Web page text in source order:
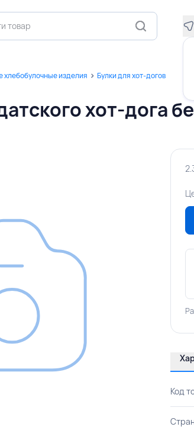
изделия Булки для хот-догов
хот-дога
Код